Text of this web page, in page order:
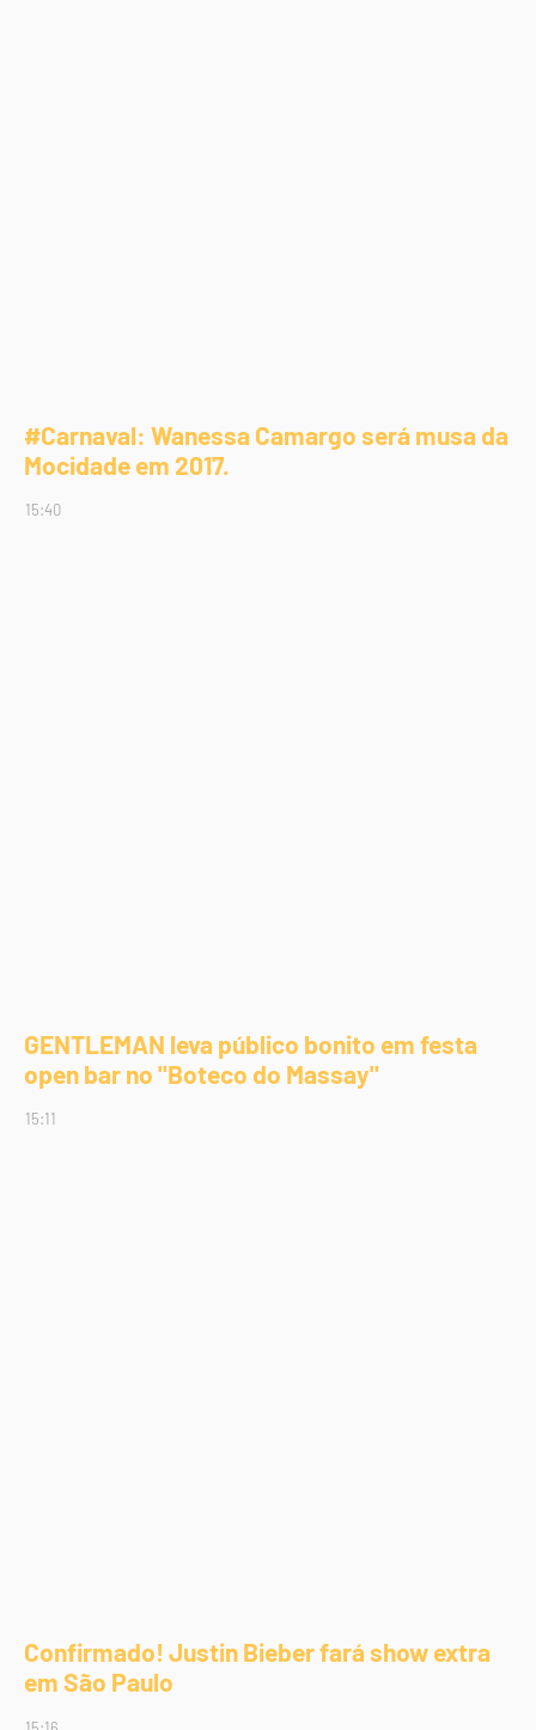
#Carnaval: Wanessa Camargo será musa da
Mocidade em 2017.
15:40
GENTLEMAN leva público bonito em festa
open bar no "Boteco do Massay"
15:11
Confirmado! Justin Bieber fará show extra
em São Paulo